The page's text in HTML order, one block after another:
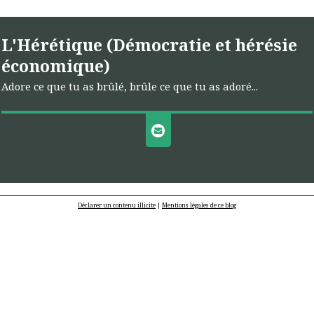
L'Hérétique (Démocratie et hérésie
économique)
Adore ce que tu as brûlé, brûle ce que tu as adoré...
Déclarer un contenu illicite | Mentions légales de ce blog